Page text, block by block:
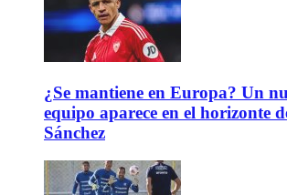
¿Se mantiene en Europa? Un
equipo aparece en el horizonte
Sánchez